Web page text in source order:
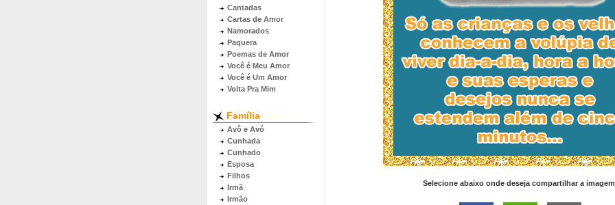
Cantadas
Cartas de Amor
Namorados
Paquera
Poemas de Amor
Você é Meu Amor
Você é Um Amor
Volta Pra Mim
Família
Avô e Avó
Cunhada
Cunhado
Esposa
Filhos
Irmã
Irmão
Selecione abaixo onde deseja compartilhar a